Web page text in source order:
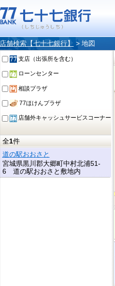
店舗検索【七十七銀行】 > 地図
支店（出張所を含む）
ローンセンター
相談プラザ
77ほけんプラザ
店舗外キャッシュサービスコーナー
全1件
道の駅おおさと
宮城県黒川郡大郷町中村北浦51-
6 道の駅おおさと敷地内